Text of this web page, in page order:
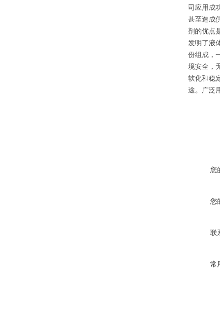
司应用成
甚至造成
剂的优点
发明了液
份组成，
境安全，
软化和稳
途。广泛
您
您
联
常